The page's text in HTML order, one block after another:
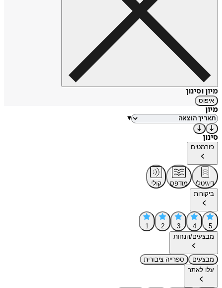
מיון וסינון
איפוס
מיון
▾
סינון
פורמטים
דיגיטלי מודפס
קולי
ביקורות
5
4
3
2
1
מבצעים/הנחות
מבצעים
ספרייה ציבורית
עלו לאתר